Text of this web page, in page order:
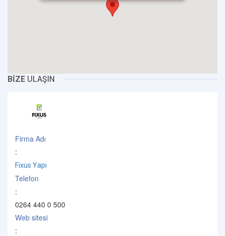
BİZE ULAŞIN
Firma Adı
:
Fixus Yapı
Telefon
:
0264 440 0 500
Web sitesi
: